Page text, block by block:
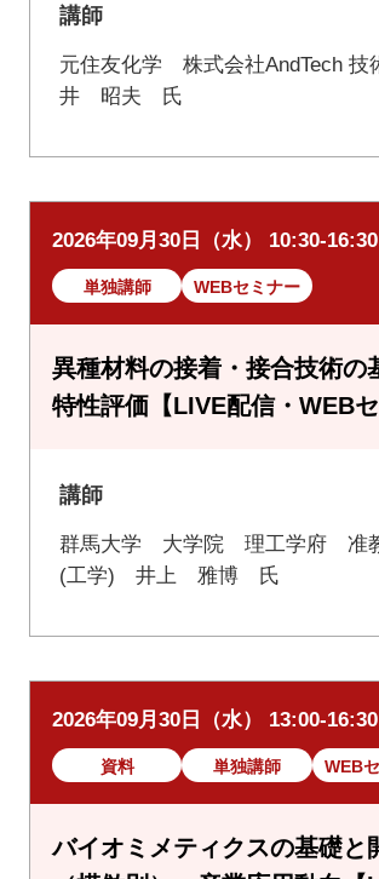
講師
元住友化学 株式会社AndTech
井 昭夫 氏
2026年09月30日（水） 10:30-16:30
単独講師 WEBセミナー
異種材料の接着・接合技術の
特性評価【LIVE配信・WEBセ
講師
群馬大学 大学院 理工学府 准
(工学) 井上 雅博 氏
2026年09月30日（水） 13:00-16:30
資料 単独講師 WEB
バイオミメティクスの基礎と